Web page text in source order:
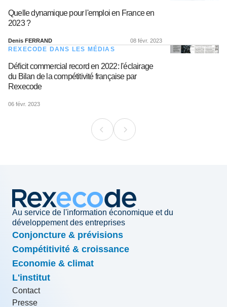
Quelle dynamique pour l'emploi en France en
2023 ?
Denis FERRAND 08 févr. 2023
REXECODE DANS LES MÉDIAS
Déficit commercial record en 2022: l'éclairage
du Bilan de la compétitivité française par
Rexecode
06 févr. 2023
Au service de l'information économique et du
développement des entreprises
Conjoncture & prévisions
Compétitivité & croissance
Economie & climat
L'institut
Contact
Presse